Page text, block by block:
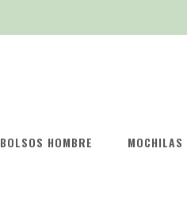
BOLSOS HOMBRE MOCHILAS